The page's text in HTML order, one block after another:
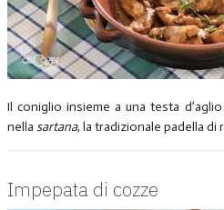
Il coniglio insieme a una testa
nella sartana, la tradizionale padella di
Impepata di cozze